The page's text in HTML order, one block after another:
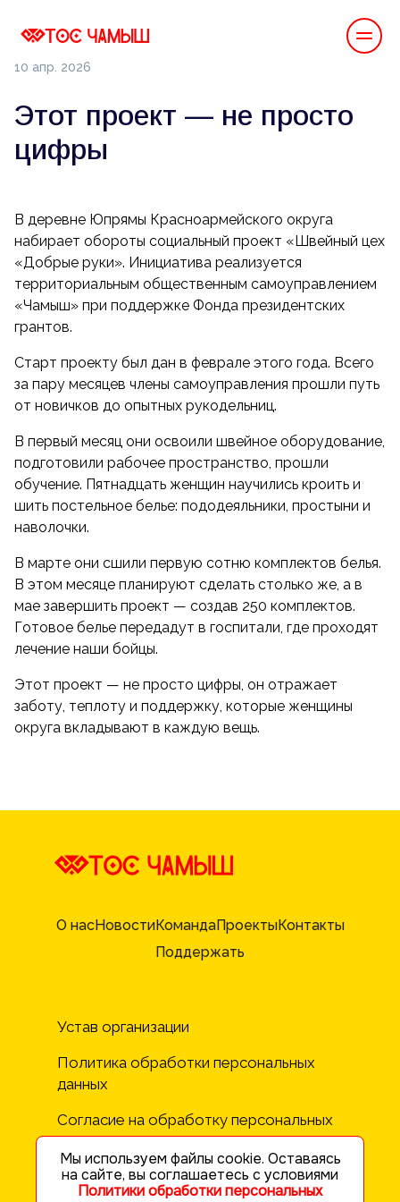
Мы используем файлы cookie. Оставаясь
на сайте, вы соглашаетесь с условиями
Политики обработки персональных
10 апр. 2026
Этот проект — не просто
цифры
В деревне Юпрямы Красноармейского округа
набирает обороты социальный проект «Швейный цех
«Добрые руки». Инициатива реализуется
территориальным общественным самоуправлением
«Чамыш» при поддержке Фонда президентских
грантов.
Старт проекту был дан в феврале этого года. Всего
за пару месяцев члены самоуправления прошли путь
от новичков до опытных рукодельниц.
В первый месяц они освоили швейное оборудование,
подготовили рабочее пространство, прошли
обучение. Пятнадцать женщин научились кроить и
шить постельное белье: пододеяльники, простыни и
наволочки.
В марте они сшили первую сотню комплектов белья.
В этом месяце планируют сделать столько же, а в
мае завершить проект — создав 250 комплектов.
Готовое белье передадут в госпитали, где проходят
лечение наши бойцы.
Этот проект — не просто цифры, он отражает
заботу, теплоту и поддержку, которые женщины
округа вкладывают в каждую вещь.
О насНовостиКомандаПроектыКонтакты
Поддержать
Политика обработки персональных
данных
Устав организации
Согласие на обработку персональных
данных